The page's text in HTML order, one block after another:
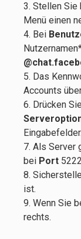
3. Stellen Sie
Menü einen
4. Bei
5. Das
Accounts
6. Drücken
Eingabefelder.
7. Als Server
bei Port 5222
8.
ist.
9. Wenn Sie
rechts.